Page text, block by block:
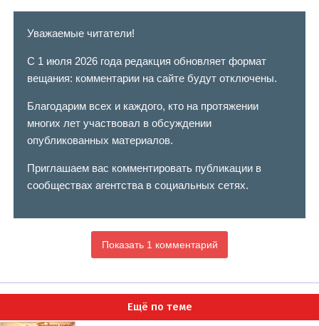
Уважаемые читатели!
С 1 июля 2026 года редакция обновляет формат
вещания: комментарии на сайте будут отключены.
Благодарим всех и каждого, кто на протяжении
многих лет участвовал в обсуждении
опубликованных материалов.
Приглашаем вас комментировать публикации в
сообществах агентства в социальных сетях.
Показать 1 комментарий
Ещё по теме